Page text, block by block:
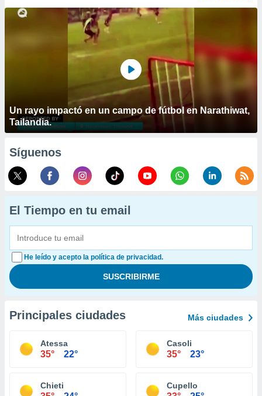
Un rayo impactó en un campo de fútbol en Narathiwat,
Tailandia.
Síguenos
El Tiempo en tu email
He leído y acepto la política de privacidad.
Principales ciudades Más ciudades
Atessa
35° 22°
Casoli
35° 23°
Chieti Cupello